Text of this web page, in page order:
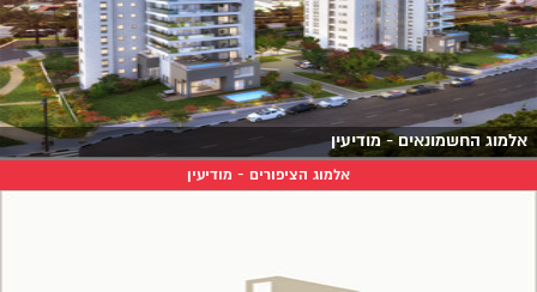
אלמוג החשמונאים - מודיעין
אלמוג הציפורים - מודיעין